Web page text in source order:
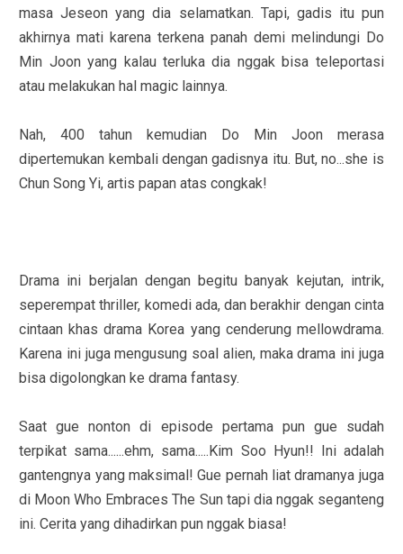
masa Jeseon yang dia selamatkan. Tapi, gadis itu pun
akhirnya mati karena terkena panah demi melindungi Do
Min Joon yang kalau terluka dia nggak bisa teleportasi
atau melakukan hal magic lainnya.
Nah, 400 tahun kemudian Do Min Joon merasa
dipertemukan kembali dengan gadisnya itu. But, no...she is
Chun Song Yi, artis papan atas congkak!
Drama ini berjalan dengan begitu banyak kejutan, intrik,
seperempat thriller, komedi ada, dan berakhir dengan cinta
cintaan khas drama Korea yang cenderung mellowdrama.
Karena ini juga mengusung soal alien, maka drama ini juga
bisa digolongkan ke drama fantasy.
Saat gue nonton di episode pertama pun gue sudah
terpikat sama......ehm, sama.....Kim Soo Hyun!! Ini adalah
gantengnya yang maksimal! Gue pernah liat dramanya juga
di Moon Who Embraces The Sun tapi dia nggak seganteng
ini. Cerita yang dihadirkan pun nggak biasa!